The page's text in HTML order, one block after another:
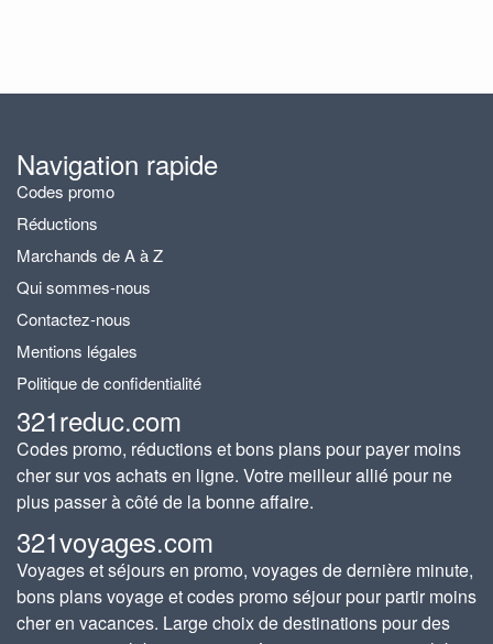
Navigation rapide
Codes promo
Réductions
Marchands de A à Z
Qui sommes-nous
Contactez-nous
Mentions légales
Politique de confidentialité
321reduc.com
Codes promo, réductions et bons plans pour payer moins
cher sur vos achats en ligne. Votre meilleur allié pour ne
plus passer à côté de la bonne affaire.
321voyages.com
Voyages et séjours en promo, voyages de dernière minute,
bons plans voyage et codes promo séjour pour partir moins
cher en vacances. Large choix de destinations pour des